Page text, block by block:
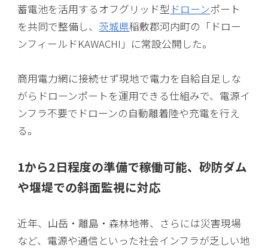
蓄電池を活用するオフグリッド型 ドローンポート
を共同で整備し、茨城県稲敷郡河内町の「ドロー
ンフィールドKAWACHI」に常設公開した。
商用電力網に接続せず現地で電力を自給自足しな
がらドローンポートを運用できる仕組みで、電源イ
ンフラ不要でドローンの自動離着陸や充電を行え
る。
1から2日程度の準備で稼働可能、砂防ダム
や堰堤での斜面監視に対応
近年、山岳・離島・森林地帯、さらには災害現場
など、電源や通信といった社会インフラが乏しい地